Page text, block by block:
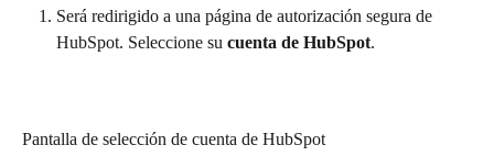
Será redirigido a una página de autorización segura de
HubSpot. Seleccione su cuenta de HubSpot.
Pantalla de selección de cuenta de HubSpot